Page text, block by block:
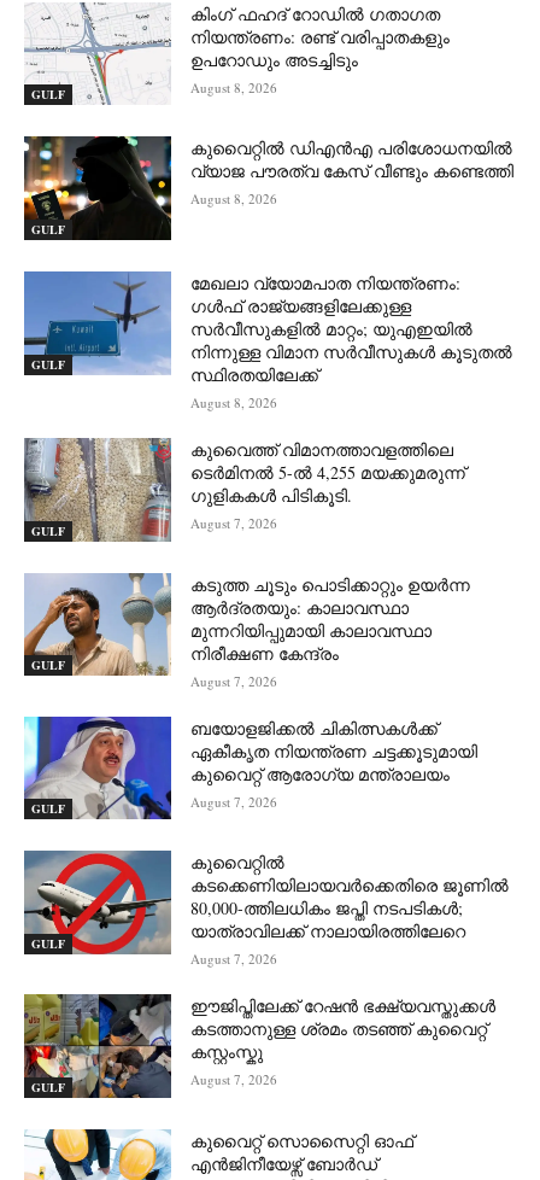
GULF
കിംഗ് ഫഹദ് റോഡിൽ ഗതാഗത
നിയന്ത്രണം: രണ്ട് വരിപ്പാതകളും
ഉപറോഡും അടച്ചിടും
August 8, 2026
GULF
കുവൈറ്റിൽ ഡിഎൻഎ പരിശോധനയിൽ
വ്യാജ പൗരത്വ കേസ് വീണ്ടും കണ്ടെത്തി
August 8, 2026
GULF
മേഖലാ വ്യോമപാത നിയന്ത്രണം:
ഗൾഫ് രാജ്യങ്ങളിലേക്കുള്ള
സർവീസുകളിൽ മാറ്റം; യുഎഇയിൽ
നിന്നുള്ള വിമാന സർവീസുകൾ കൂടുതൽ
സ്ഥിരതയിലേക്ക്
August 8, 2026
GULF
കുവൈത്ത് വിമാനത്താവളത്തിലെ
ടെർമിനൽ 5-ൽ 4,255 മയക്കുമരുന്ന്
ഗുളികകൾ പിടികൂടി.
August 7, 2026
GULF
കടുത്ത ചൂടും പൊടിക്കാറ്റും ഉയർന്ന
ആർദ്രതയും: കാലാവസ്ഥാ
മുന്നറിയിപ്പുമായി കാലാവസ്ഥാ
നിരീക്ഷണ കേന്ദ്രം
August 7, 2026
GULF
ബയോളജിക്കൽ ചികിത്സകൾക്ക്
ഏകീകൃത നിയന്ത്രണ ചട്ടക്കൂടുമായി
കുവൈറ്റ് ആരോഗ്യ മന്ത്രാലയം
August 7, 2026
GULF
കുവൈറ്റിൽ
കടക്കെണിയിലായവർക്കെതിരെ ജൂണിൽ
80,000-ത്തിലധികം ജപ്തി നടപടികൾ;
യാത്രാവിലക്ക് നാലായിരത്തിലേറെ
August 7, 2026
GULF
ഈജിപ്തിലേക്ക് റേഷൻ ഭക്ഷ്യവസ്തുക്കൾ
കടത്താനുള്ള ശ്രമം തടഞ്ഞ് കുവൈറ്റ്
കസ്റ്റംസ്കു
August 7, 2026
കുവൈറ്റ് സൊസൈറ്റി ഓഫ്
എൻജിനീയേഴ്സ് ബോർഡ്